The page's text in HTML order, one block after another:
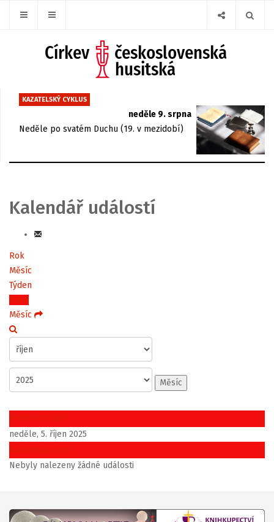
KAZATELSKÝ CYKLUS
neděle 9. srpna
Neděle po svatém Duchu (19. v mezidobí)
Kalendář událostí
Rok
Měsíc
Týden
Dnes
Měsíc
Měsíc
Předchozí den
neděle, 5. říjen 2025
Následující den
Nebyly nalezeny žádné události